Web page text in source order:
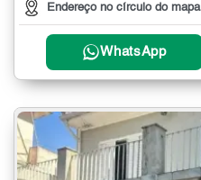
Endereço no círculo do mapa
WhatsApp